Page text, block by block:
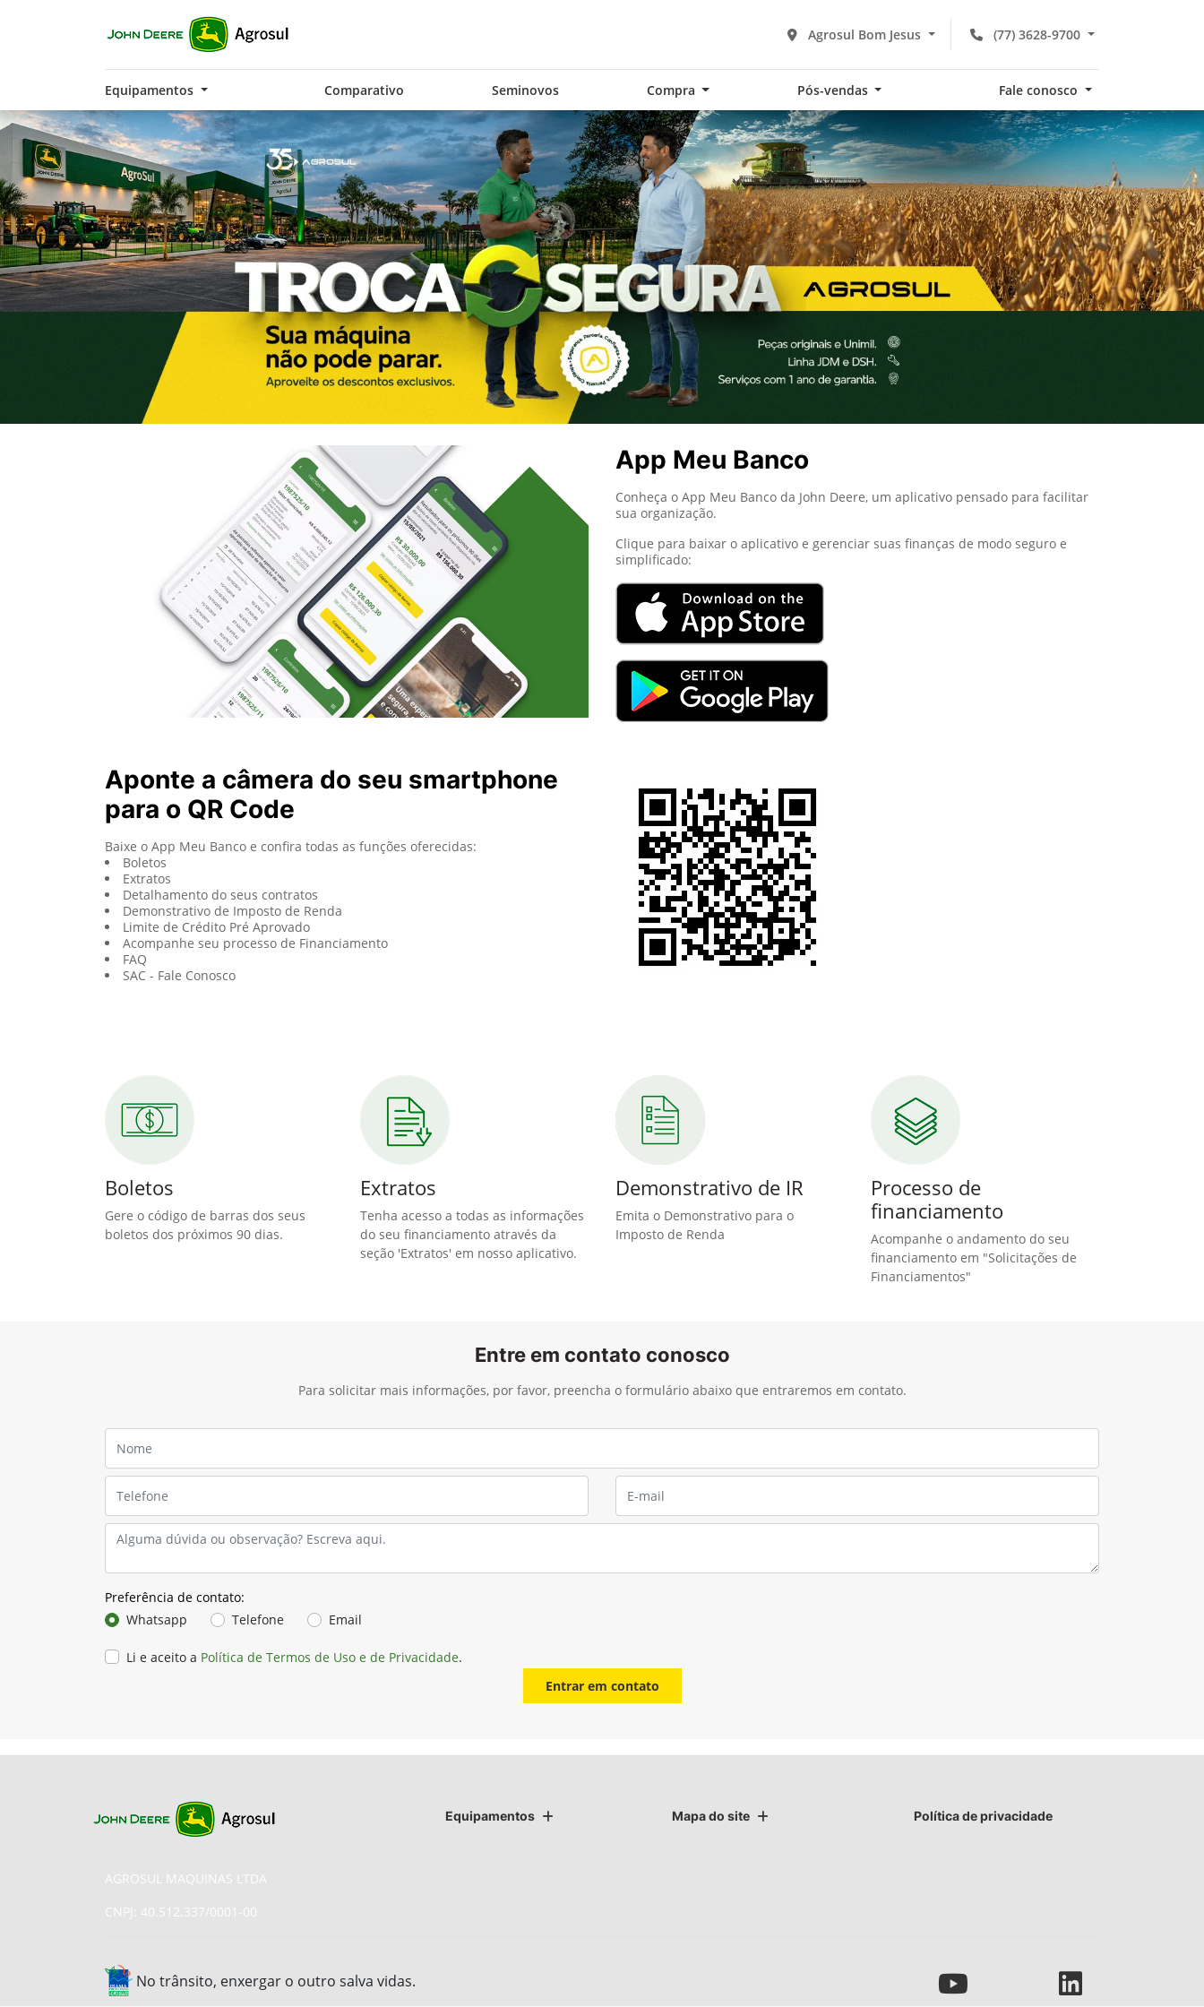
(77) 3628-9700
Agrosul Bom Jesus
Equipamentos Comparativo Seminovos Compra Pós-vendas Fale conosco
App Meu Banco
Conheça o App Meu Banco da John Deere, um aplicativo pensado para facilitar
sua organização.
Clique para baixar o aplicativo e gerenciar suas finanças de modo seguro e
simplificado:
Aponte a câmera do seu smartphone
para o QR Code
Baixe o App Meu Banco e confira todas as funções oferecidas:
Boletos
Extratos
Detalhamento do seus contratos
Demonstrativo de Imposto de Renda
Limite de Crédito Pré Aprovado
Acompanhe seu processo de Financiamento
FAQ
SAC - Fale Conosco
Boletos
Gere o código de barras dos seus
boletos dos próximos 90 dias.
Extratos
Tenha acesso a todas as informações
do seu financiamento através da
seção 'Extratos' em nosso aplicativo.
Demonstrativo de IR
Emita o Demonstrativo para o
Imposto de Renda
Processo de
financiamento
Acompanhe o andamento do seu
financiamento em "Solicitações de
Financiamentos"
Entre em contato conosco
Para solicitar mais informações, por favor, preencha o formulário abaixo que entraremos em contato.
Preferência de contato:
Whatsapp
Telefone Email
Li e aceito a Política de Termos de Uso e de Privacidade.
Entrar em contato
Equipamentos Mapa do site Política de privacidade
AGROSUL MAQUINAS LTDA
CNPJ: 40.512.337/0001-00
No trânsito, enxergar o outro salva vidas.